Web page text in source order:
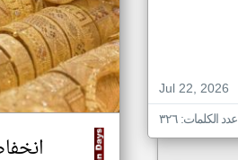
Jul 22, 2026
عدد الكلمات: ٣٢٦